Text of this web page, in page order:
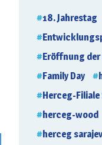
18. Jahrestag
Eröffnung
Family Day
Herceg-Filiale
herceg-wood
herceg